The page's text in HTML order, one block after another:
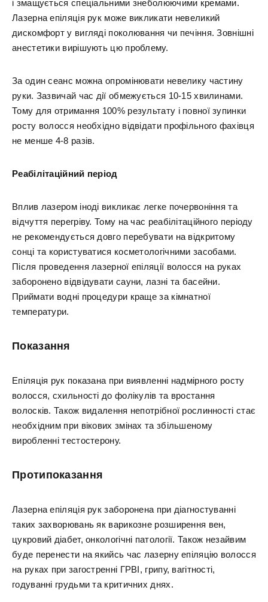
і змащується спеціальними знеболюючими кремами.
Лазерна епіляція рук може викликати невеликий
дискомфорт у вигляді поколювання чи печіння. Зовнішні
анестетики вирішують цю проблему.
За один сеанс можна опромінювати невелику частину
руки. Зазвичай час дії обмежується 10-15 хвилинами.
Тому для отримання 100% результату і повної зупинки
росту волосся необхідно відвідати профільного фахівця
не менше 4-8 разів.
Реабілітаційний період
Вплив лазером іноді викликає легке почервоніння та
відчуття перегріву. Тому на час реабілітаційного періоду
не рекомендується довго перебувати на відкритому
сонці та користуватися косметологічними засобами.
Після проведення лазерної епіляції волосся на руках
заборонено відвідувати сауни, лазні та басейни.
Приймати водні процедури краще за кімнатної
температури.
Показання
Епіляція рук показана при виявленні надмірного росту
волосся, схильності до фолікулів та вростання
волосків. Також видалення непотрібної рослинності стає
необхідним при вікових змінах та збільшеному
виробленні тестостерону.
Протипоказання
Лазерна епіляція рук заборонена при діагностуванні
таких захворювань як варикозне розширення вен,
цукровий діабет, онкологічні патології. Також незайвим
буде перенести на якийсь час лазерну епіляцію волосся
на руках при загостренні ГРВІ, грипу, вагітності,
годуванні грудьми та критичних днях.